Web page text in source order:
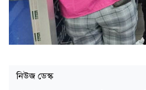
নিউজ ডেস্ক